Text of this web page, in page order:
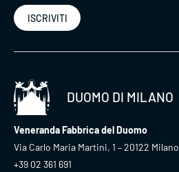
ISCRIVITI
DUOMO DI MILANO
Veneranda Fabbrica del Duomo
Via Carlo Maria Martini, 1 – 20122 Milano
+39 02 361 691